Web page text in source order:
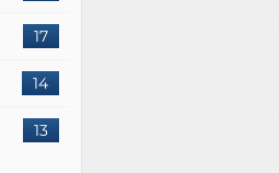
17
14
13